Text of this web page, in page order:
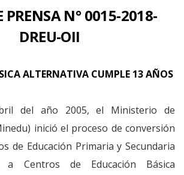
PRENSAN° 0015-2018-
DREU-OII
ALTERNATIVA CUMPLE 13 AÑOS
del año 2005, el Ministerio de
inició el proceso de conversión
de Educación Primaria y Secundaria
a Centros de Educación Básica